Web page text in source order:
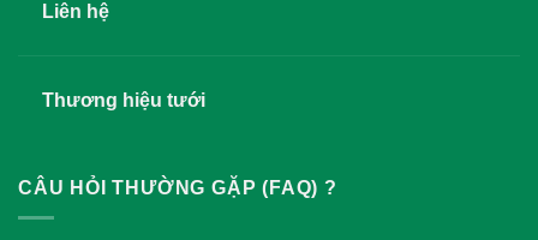
Liên hệ
Thương hiệu tưới
CÂU HỎI THƯỜNG GẶP (FAQ) ?